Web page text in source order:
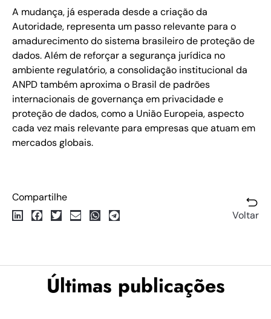
A mudança, já esperada desde a criação da
Autoridade, representa um passo relevante para o
amadurecimento do sistema brasileiro de proteção de
dados. Além de reforçar a segurança jurídica no
ambiente regulatório, a consolidação institucional da
ANPD também aproxima o Brasil de padrões
internacionais de governança em privacidade e
proteção de dados, como a União Europeia, aspecto
cada vez mais relevante para empresas que atuam em
mercados globais.
Compartilhe
Voltar
Últimas publicações